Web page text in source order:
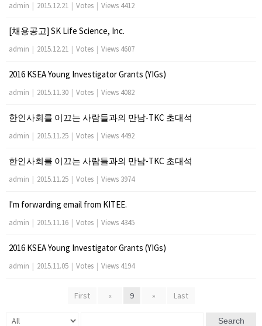
admin | 2015.12.21 | Votes | Views 4412
[채용공고] SK Life Science, Inc.
admin | 2015.12.21 | Votes | Views 4607
2016 KSEA Young Investigator Grants (YIGs)
admin | 2015.11.30 | Votes | Views 4082
한인사회를 이끄는 사람들과의 만남-TKC 초대석
admin | 2015.11.25 | Votes | Views 4492
한인사회를 이끄는 사람들과의 만남-TKC 초대석
admin | 2015.11.25 | Votes | Views 3974
I'm forwarding email from KITEE.
admin | 2015.11.16 | Votes | Views 4345
2016 KSEA Young Investigator Grants (YIGs)
admin | 2015.11.05 | Votes | Views 4194
First « 9 » Last
Search